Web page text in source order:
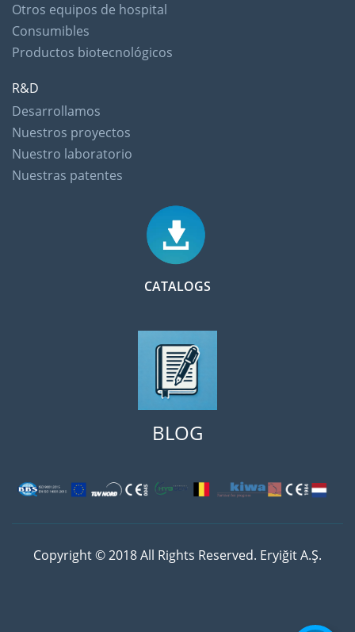
Otros equipos de hospital
Consumibles
Productos biotecnológicos
R&D
Desarrollamos
Nuestros proyectos
Nuestro laboratorio
Nuestras patentes
CATALOGS
BLOG
Copyright © 2018 All Rights Reserved. Eryiğit A.Ş.